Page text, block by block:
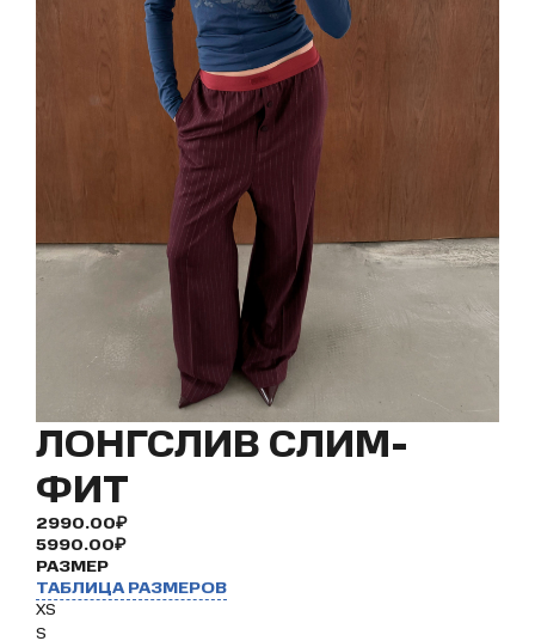
ЛОНГСЛИВ СЛИМ-
ФИТ
2990.00₽
5990.00₽
РАЗМЕР
ТАБЛИЦА РАЗМЕРОВ
XS
S